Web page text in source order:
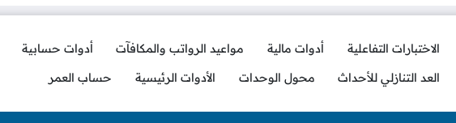
الاختبارات التفاعلية أدوات مالية مواعيد الرواتب والمكافآت أدوات حسابية
العد التنازلي للأحداث محول الوحدات الأدوات الرئيسية حساب العمر